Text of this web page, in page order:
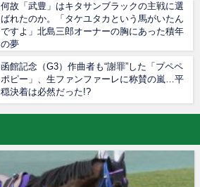
何故「武豊」はキタサンブラックの主戦に選
ばれたのか。「タケユタカという馬がいたん
ですよ」北島三郎オーナーの胸にあった積年
の夢
函館記念（G3）作曲者も“謝罪”した「プペペ
ポピー」、生ファンファーレに称賛の嵐…平
穏決着は必然だった!?